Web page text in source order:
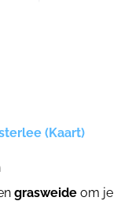
(Kaart)
grasweide om je